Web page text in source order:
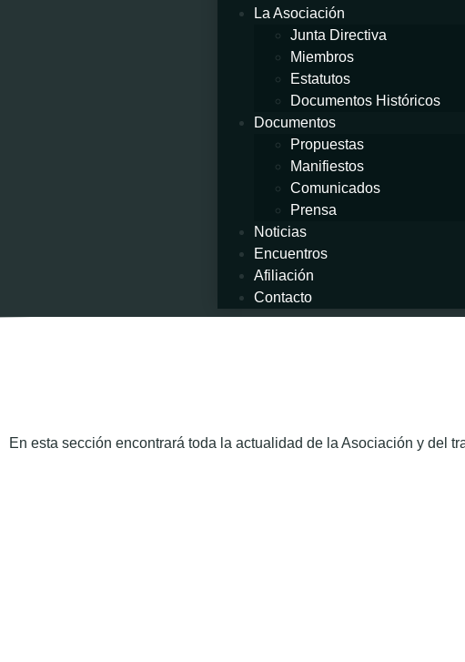
La Asociación
Junta Directiva
Miembros
Estatutos
Documentos Históricos
Documentos
Propuestas
Manifiestos
Comunicados
Prensa
Noticias
Encuentros
Afiliación
Contacto
En esta sección encontrará toda la actualidad de la Asociación y del